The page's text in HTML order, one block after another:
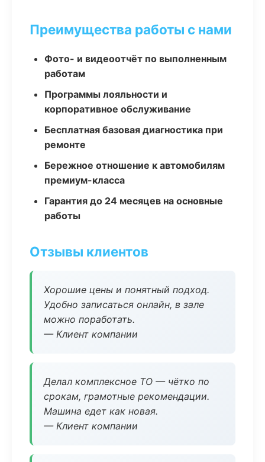
Преимущества работы с нами
Фото- и видеоотчёт по выполненным
работам
Программы лояльности и
корпоративное обслуживание
Бесплатная базовая диагностика при
ремонте
Бережное отношение к автомобилям
премиум-класса
Гарантия до 24 месяцев на основные
работы
Отзывы клиентов
Хорошие цены и понятный подход.
Удобно записаться онлайн, в зале
можно поработать.
— Клиент компании
Делал комплексное ТО — чётко по
срокам, грамотные рекомендации.
Машина едет как новая.
— Клиент компании